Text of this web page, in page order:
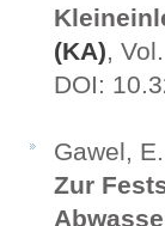
(KA),
DOI:
Gawel,
Zur